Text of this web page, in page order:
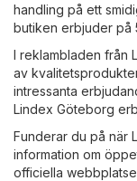
handling på ett
butiken erbjuder på
I reklambladen från
av
intressanta
Lindex Göteborg
Funderar du på när
information om
officiella